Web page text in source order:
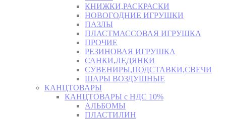
КНИЖКИ,РАСКРАСКИ
НОВОГОДНИЕ ИГРУШКИ
ПАЗЛЫ
ПЛАСТМАССОВАЯ ИГРУШКА
ПРОЧИЕ
РЕЗИНОВАЯ ИГРУШКА
САНКИ,ЛЕДЯНКИ
СУВЕНИРЫ,ПОДСТАВКИ,СВЕЧИ
ШАРЫ ВОЗДУШНЫЕ
КАНЦТОВАРЫ
КАНЦТОВАРЫ с НДС 10%
АЛЬБОМЫ
ПЛАСТИЛИН